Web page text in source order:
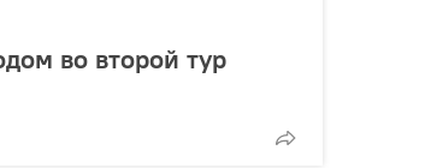
во второй тур